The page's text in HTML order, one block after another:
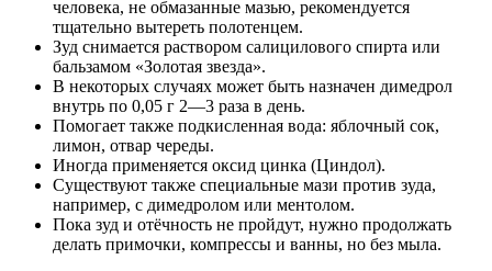
человека, не обмазанные мазью, рекомендуется
тщательно вытереть полотенцем.
Зуд снимается раствором салицилового спирта или
бальзамом «Золотая звезда».
В некоторых случаях может быть назначен димедрол
внутрь по 0,05 г 2—3 раза в день.
Помогает также подкисленная вода: яблочный сок,
лимон, отвар череды.
Иногда применяется оксид цинка (Циндол).
Существуют также специальные мази против зуда,
например, с димедролом или ментолом.
Пока зуд и отёчность не пройдут, нужно продолжать
делать примочки, компрессы и ванны, но без мыла.